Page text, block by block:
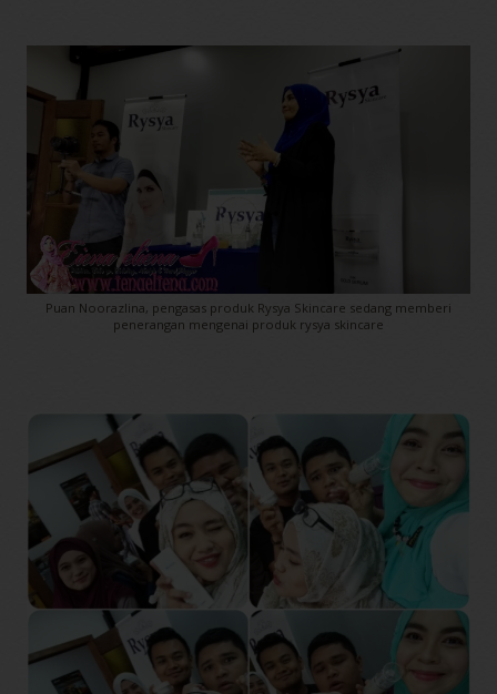
Puan Noorazlina, pengasas produk Rysya Skincare sedang memberi
penerangan mengenai produk rysya skincare